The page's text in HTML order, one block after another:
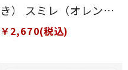
き） スミレ（オレン
ジ）
￥2,670(税込)